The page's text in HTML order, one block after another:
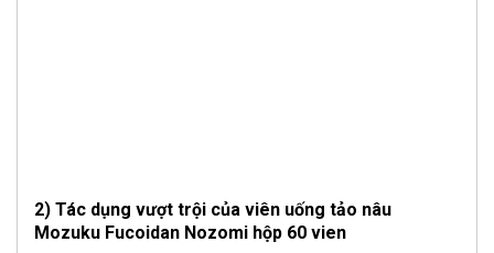
2) Tác dụng vượt trội của viên uống tảo nâu
Mozuku Fucoidan Nozomi hộp 60 vien